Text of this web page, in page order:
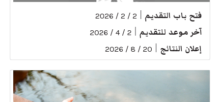
فتح باب التقديم 2 / 2 / 2026
آخر موعد للتقديم 2 / 4 / 2026
إعلان النتائج 20 / 8 / 2026